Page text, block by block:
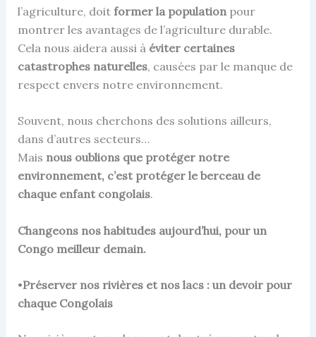
l’agriculture, doit former la populationpour
montrer les avantages de l’agriculture durable.
Cela nous aidera aussi à éviter certaines
catastrophes naturelles, causées par le manque de
respect envers notre environnement.
Souvent, nous cherchons des solutions ailleurs,
dans d’autres secteurs…
Mais nous oublions que protéger notre
environnement, c’est protéger le berceau de
chaque enfant congolais.
Changeons nos habitudes aujourd’hui, pour un
Congo meilleur demain.
•Préserver nos rivières et nos lacs : un devoir pour
chaque Congolais